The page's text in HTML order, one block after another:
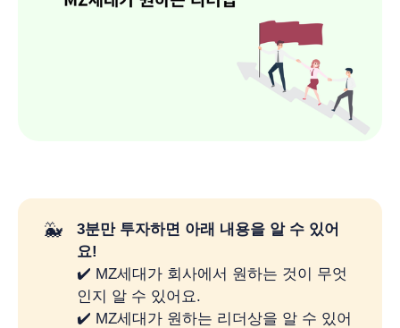
🐳
3분만 투자하면 아래 내용을 알 수 있어
요!
✔️ MZ세대가 회사에서 원하는 것이 무엇
인지 알 수 있어요.
✔️ MZ세대가 원하는 리더상을 알 수 있어